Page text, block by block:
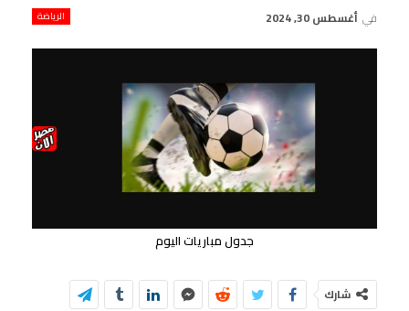
الرياضة في أغسطس 30, 2024
جدول مباريات اليوم
شارك